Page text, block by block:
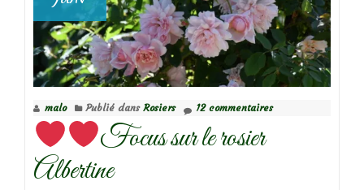
malo Publié dans Rosiers 12 commentaires
Focus sur le rosier
Albertine